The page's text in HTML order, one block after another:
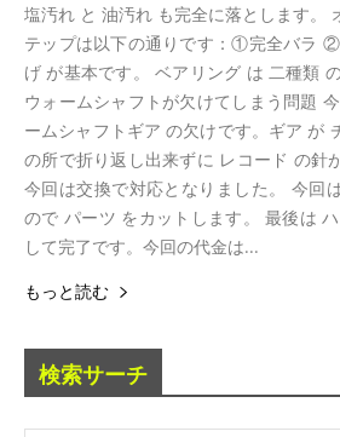
塩汚れ と 油汚れ も完全に落とします。
テップは以下の通りです：①完全バラ
げ が基本です。 ベアリング は 二種類
ウォームシャフトが欠けてしまう問題
ームシャフトギア の欠けです。ギア が
の所で折り返し出来ずに レコード の針
今回は交換で対応となりました。 今回
ので パーツ をカットします。 最後は
して完了です。今回の代金は...
もっと読む
検索サーチ